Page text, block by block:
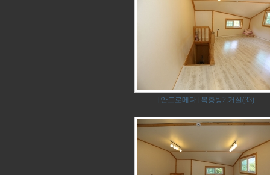
[안드로메다] 복층방2,거실(33)